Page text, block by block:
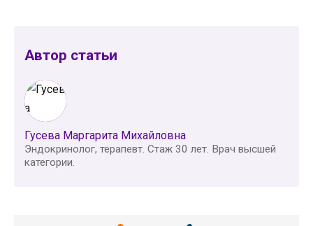
Автор статьи
Гусева Маргарита Михайловна
Эндокринолог, терапевт. Стаж 30 лет. Врач высшей
категории.